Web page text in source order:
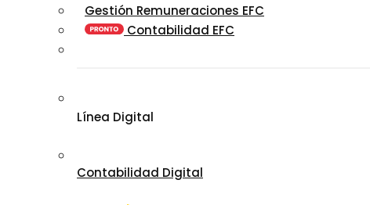
Gestión Remuneraciones EFC
Contabilidad EFC
Línea Digital
Contabilidad Digital